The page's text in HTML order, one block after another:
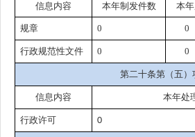
信息内容 本年制发件数 本
规章 0 0
行政规范性文件 0 0
第二十条第（五）
信息内容 本年处
行政许可 0